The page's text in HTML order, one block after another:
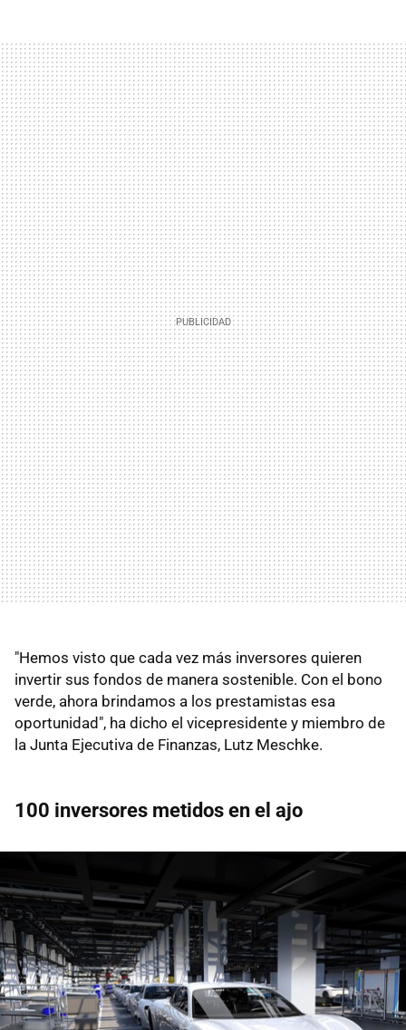
"Hemos visto que cada vez más inversores quieren
invertir sus fondos de manera sostenible. Con el bono
verde, ahora brindamos a los prestamistas esa
oportunidad", ha dicho el vicepresidente y miembro de
la Junta Ejecutiva de Finanzas, Lutz Meschke.
100 inversores metidos en el ajo